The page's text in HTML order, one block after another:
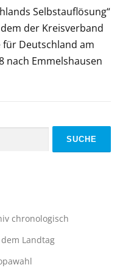
Selbstauflösung“
der Kreisverband
Deutschland am
nach Emmelshausen
chronologisch
Landtag